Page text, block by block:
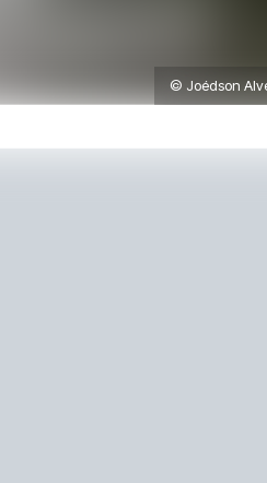
© Joédson